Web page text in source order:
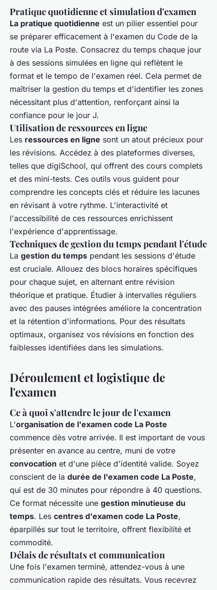
Pratique quotidienne et simulation d'examen
La pratique quotidienne est un pilier essentiel pour
se préparer efficacement à l'examen du Code de la
route via La Poste. Consacrez du temps chaque jour
à des sessions simulées en ligne qui reflètent le
format et le tempo de l'examen réel. Cela permet de
maîtriser la gestion du temps et d'identifier les zones
nécessitant plus d'attention, renforçant ainsi la
confiance pour le jour J.
Utilisation de ressources en ligne
Les ressources en ligne sont un atout précieux pour
les révisions. Accédez à des plateformes diverses,
telles que digiSchool, qui offrent des cours complets
et des mini-tests. Ces outils vous guident pour
comprendre les concepts clés et réduire les lacunes
en révisant à votre rythme. L'interactivité et
l'accessibilité de ces ressources enrichissent
l'expérience d'apprentissage.
Techniques de gestion du temps pendant l'étude
La gestion du temps pendant les sessions d'étude
est cruciale. Allouez des blocs horaires spécifiques
pour chaque sujet, en alternant entre révision
théorique et pratique. Étudier à intervalles réguliers
avec des pauses intégrées améliore la concentration
et la rétention d'informations. Pour des résultats
optimaux, organisez vos révisions en fonction des
faiblesses identifiées dans les simulations.
Déroulement et logistique de
l'examen
Ce à quoi s'attendre le jour de l'examen
L'organisation de l'examen code La Poste
commence dès votre arrivée. Il est important de vous
présenter en avance au centre, muni de votre
convocation et d'une pièce d'identité valide. Soyez
conscient de la durée de l'examen code La Poste,
qui est de 30 minutes pour répondre à 40 questions.
Ce format nécessite une gestion minutieuse du
temps. Les centres d'examen code La Poste,
éparpillés sur tout le territoire, offrent flexibilité et
commodité.
Délais de résultats et communication
Une fois l'examen terminé, attendez-vous à une
communication rapide des résultats. Vous recevrez